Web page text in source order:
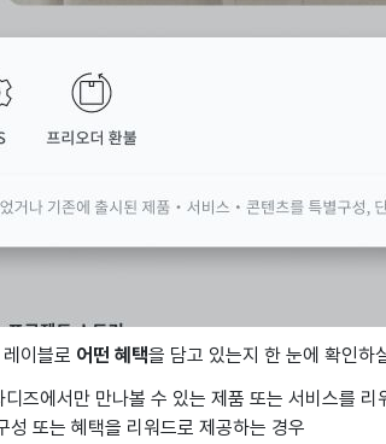
이블로 어떤 혜택을 담고 있는지 한 눈에 확인하
디즈에서만 만나볼 수 있는 제품 또는 서비스를 리
성 또는 혜택을 리워드로 제공하는 경우